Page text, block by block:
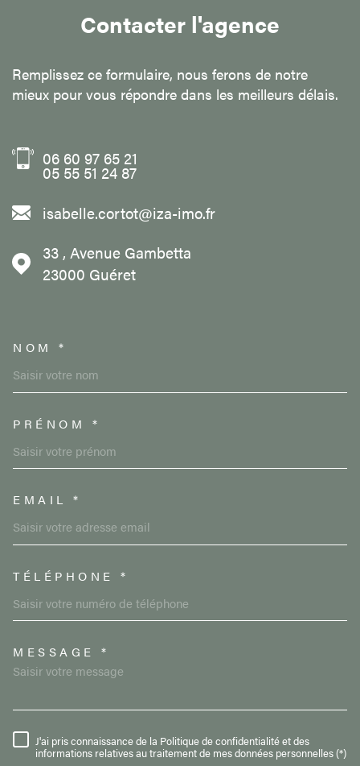
Contacter l'agence
Remplissez ce formulaire, nous ferons de notre
mieux pour vous répondre dans les meilleurs délais.
06 60 97 65 21
05 55 51 24 87
isabelle.cortot@iza-imo.fr
33 , Avenue Gambetta
23000
Guéret
NOM *
PRÉNOM *
EMAIL *
TÉLÉPHONE *
MESSAGE *
RÈGLEMENTATION
J'ai pris connaissance de la Politique de confidentialité et des
informations relatives au traitement de mes données personnelles (*)